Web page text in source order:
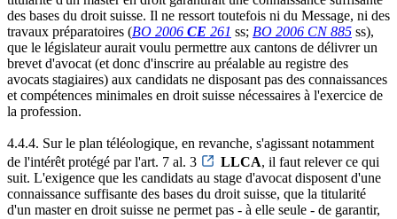
des bases du droit suisse. Il ne ressort toutefois ni du Message, ni des
travaux préparatoires (BO 2006 CE 261 ss; BO 2006 CN 885 ss),
que le législateur aurait voulu permettre aux cantons de délivrer un
brevet d'avocat (et donc d'inscrire au préalable au registre des
avocats stagiaires) aux candidats ne disposant pas des connaissances
et compétences minimales en droit suisse nécessaires à l'exercice de
la profession.
4.4.4. Sur le plan téléologique, en revanche, s'agissant notamment
de l'intérêt protégé par l'art. 7 al. 3
LLCA, il faut relever ce qui
suit. L'exigence que les candidats au stage d'avocat disposent d'une
connaissance suffisante des bases du droit suisse, que la titularité
d'un master en droit suisse ne permet pas - à elle seule - de garantir,